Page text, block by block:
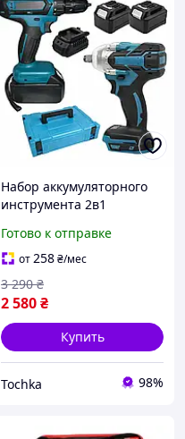
Набор аккумуляторного
инструмента 2в1
Гайковерт и шуруповерт
в комплекте 2 акб с
кейсом TC
Готово к отправке
от258₴/мес
2 580₴
3 290 ₴
Купить
Tochka 98%